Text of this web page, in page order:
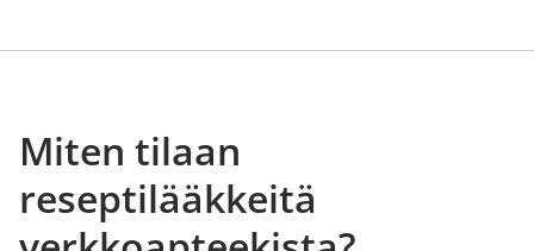
Miten tilaan
reseptilääkkeitä